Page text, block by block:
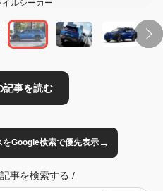
ルシーカー
Google検索で優先表示→
事を検索する /